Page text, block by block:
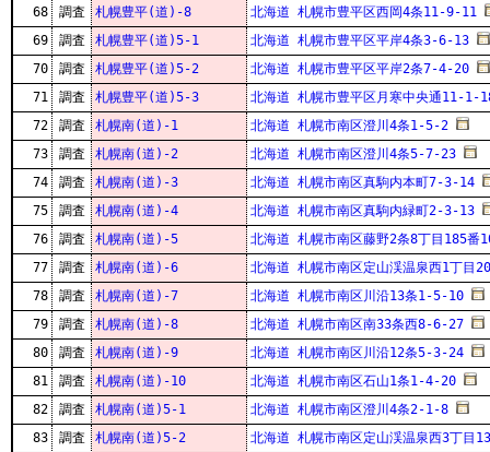
68
調査 札幌豊平(道)-8
北海道 札幌市豊平区西岡4条11-9-11
69
調査 札幌豊平(道)5-1
北海道 札幌市豊平区平岸4条3-6-13
70
調査 札幌豊平(道)5-2
北海道 札幌市豊平区平岸2条7-4-20
71
調査 札幌豊平(道)5-3
北海道 札幌市豊平区月寒中央通11-1-
72
調査 札幌南(道)-1
北海道 札幌市南区澄川4条1-5-2
73
調査 札幌南(道)-2
北海道 札幌市南区澄川4条5-7-23
74
調査 札幌南(道)-3
北海道 札幌市南区真駒内本町7-3-14
75
調査 札幌南(道)-4
北海道 札幌市南区真駒内緑町2-3-13
76
調査 札幌南(道)-5
北海道 札幌市南区藤野2条8丁目185番
77
調査 札幌南(道)-6
北海道 札幌市南区定山渓温泉西1丁目
78
調査 札幌南(道)-7
北海道 札幌市南区川沿13条1-5-10
79
調査 札幌南(道)-8
北海道 札幌市南区南33条西8-6-27
80
調査 札幌南(道)-9
北海道 札幌市南区川沿12条5-3-24
81
調査 札幌南(道)-10
北海道 札幌市南区石山1条1-4-20
82
調査 札幌南(道)5-1
北海道 札幌市南区澄川4条2-1-8
83
調査 札幌南(道)5-2
北海道 札幌市南区定山渓温泉西3丁目